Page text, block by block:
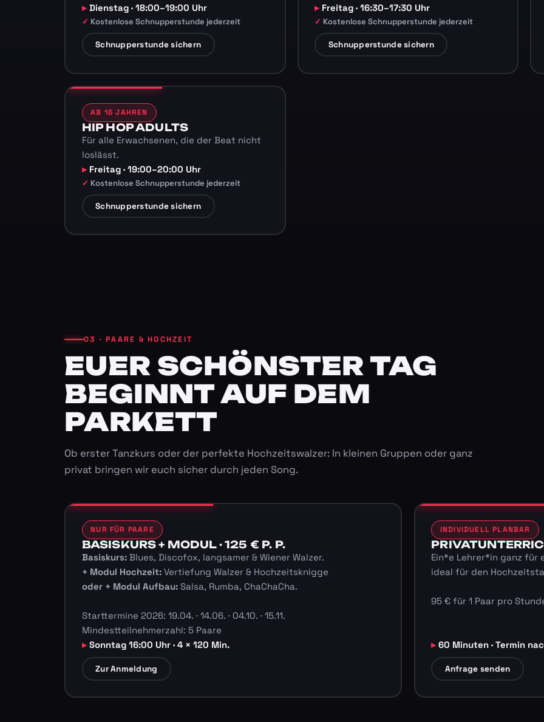
Dienstag · 18:00–19:00 Uhr
Kostenlose Schnupperstunde jederzeit
Schnupperstunde sichern
Freitag · 16:30–17:30 Uhr
Kostenlose Schnupperstunde jederzeit
Schnupperstunde sichern
AB 16 JAHREN
HIP HOP ADULTS
Für alle Erwachsenen, die der Beat nicht
loslässt.
Freitag · 19:00–20:00 Uhr
Kostenlose Schnupperstunde jederzeit
Schnupperstunde sichern
03 · PAARE & HOCHZEIT
EUER SCHÖNSTER TAG
BEGINNT AUF DEM
PARKETT
Ob erster Tanzkurs oder der perfekte Hochzeitswalzer: In kleinen Gruppen oder ganz
privat bringen wir euch sicher durch jeden Song.
NUR FÜR PAARE
BASISKURS + MODUL · 125 € P. P.
Basiskurs:Blues, Discofox, langsamer & Wiener Walzer.
+ Modul Hochzeit:Vertiefung Walzer & Hochzeitsknigge
oder + Modul Aufbau:Salsa, Rumba, ChaChaCha.
Starttermine 2026: 19.04. · 14.06. · 04.10. · 15.11.
Mindestteilnehmerzahl: 5 Paare
Sonntag 16:00 Uhr · 4 × 120 Min.
Zur Anmeldung
INDIVIDUELL PLANBAR
Ein*e Lehrer*in ganz für
ideal für den
95 € für 1 Paar pro
60 Minuten · Termin
Anfrage senden